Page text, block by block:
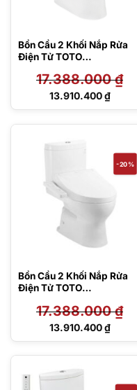
Bồn Cầu 2 Khối Nắp Rửa
Điện Tử TOTO
17.388.000₫
Giá
17.388.000 ₫.
13.910.400₫
Giá
13.910.400 ₫.
-20%
Bồn Cầu 2 Khối Nắp Rửa
Điện Tử TOTO
17.388.000₫
Giá
13.910.400₫
Giá
là:
13.910.400 ₫.